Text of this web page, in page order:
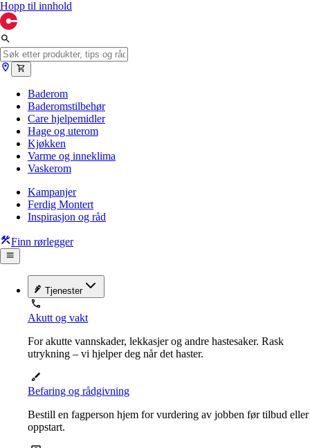
Hopp til innhold
Baderom
Baderomstilbehør
Care hjelpemidler
Hage og uterom
Kjøkken
Varme og inneklima
Vaskerom
Kampanjer
Ferdig Montert
Inspirasjon og råd
Finn rørlegger
Tjenester
Akutt og vakt
For akutte vannskader, lekkasjer og andre hastesaker. Rask
utrykning – vi hjelper deg når det haster.
Befaring og rådgivning
Bestill en fagperson hjem for vurdering av jobben før tilbud eller
oppstart.